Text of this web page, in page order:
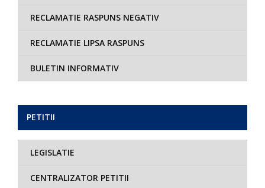
RECLAMATIE RASPUNS NEGATIV
RECLAMATIE LIPSA RASPUNS
BULETIN INFORMATIV
PETITII
LEGISLATIE
CENTRALIZATOR PETITII